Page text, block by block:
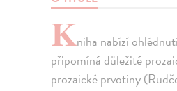
Kniha nabízí
připomíná důležité
prozaické prvotiny